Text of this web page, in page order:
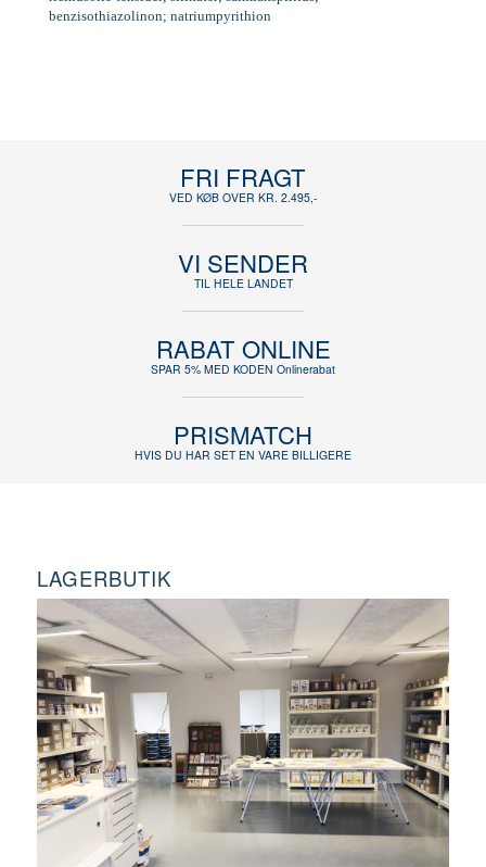
benzisothiazolinon; natriumpyrithion
FRI FRAGT
VED KØB OVER KR. 2.495,-
VI SENDER
TIL HELE LANDET
RABAT ONLINE
SPAR 5% MED KODEN Onlinerabat
PRISMATCH
HVIS DU HAR SET EN VARE BILLIGERE
LAGERBUTIK